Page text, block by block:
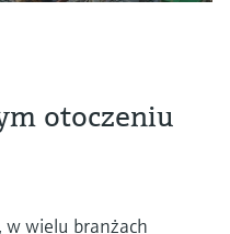
otoczeniu
wielu branżach